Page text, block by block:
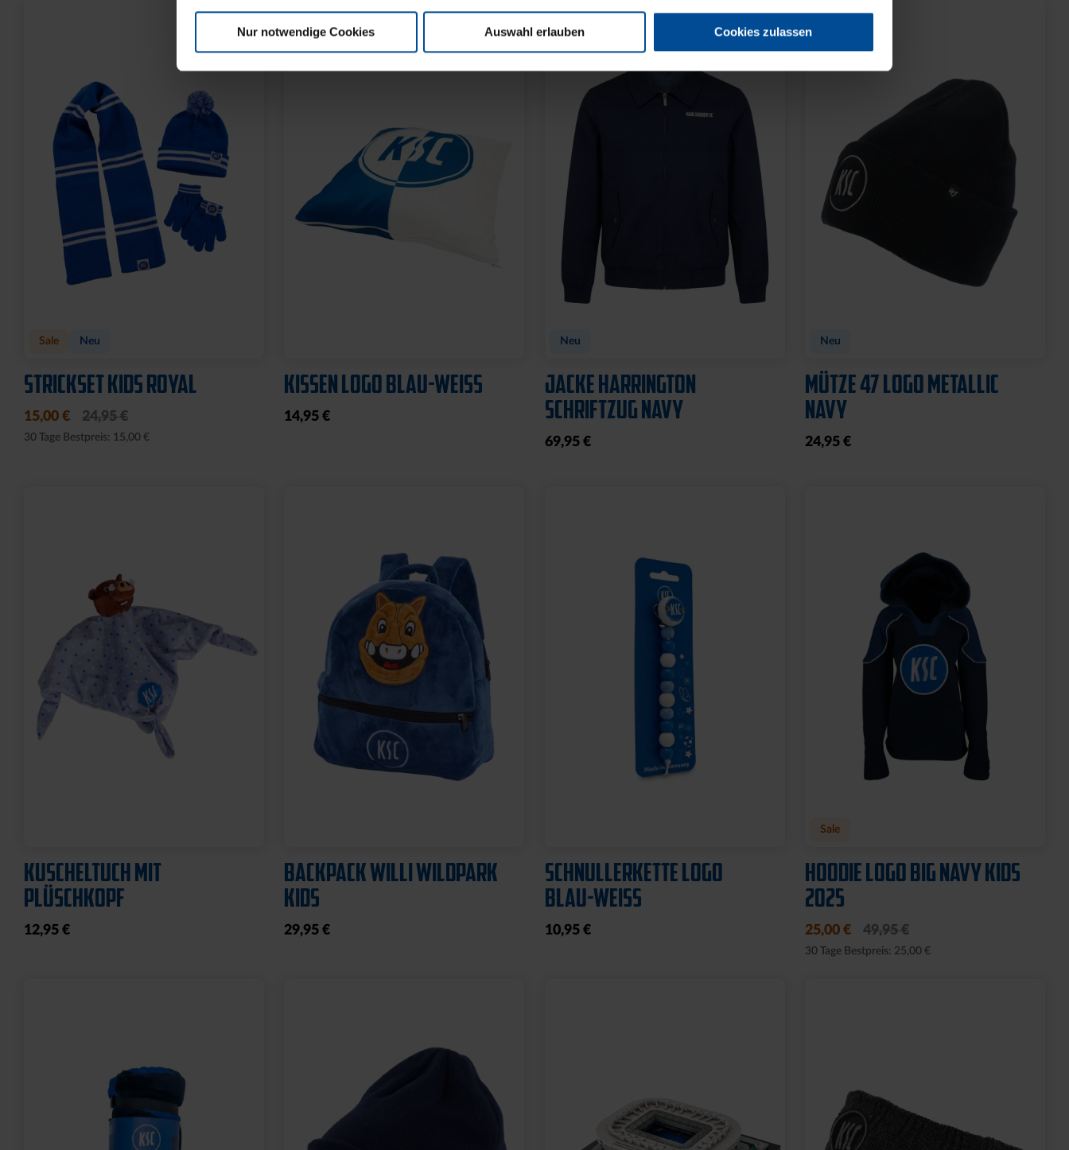
Nur notwendige Cookies Auswahl erlauben Cookies zulassen
Sale Neu
STRICKSET KIDS ROYAL
15,00 € 24,95 €
30 Tage Bestpreis: 15,00 €
KISSEN LOGO BLAU-WEISS
14,95 €
Neu
JACKE HARRINGTON
SCHRIFTZUG NAVY
69,95 €
Neu
MÜTZE 47 LOGO METALLIC
NAVY
24,95 €
KUSCHELTUCH MIT
PLÜSCHKOPF
12,95 €
BACKPACK WILLI WILDPARK
KIDS
29,95 €
SCHNULLERKETTE LOGO
BLAU-WEISS
10,95 €
Sale
HOODIE LOGO BIG NAVY KIDS
2025
25,00 € 49,95 €
30 Tage Bestpreis: 25,00 €